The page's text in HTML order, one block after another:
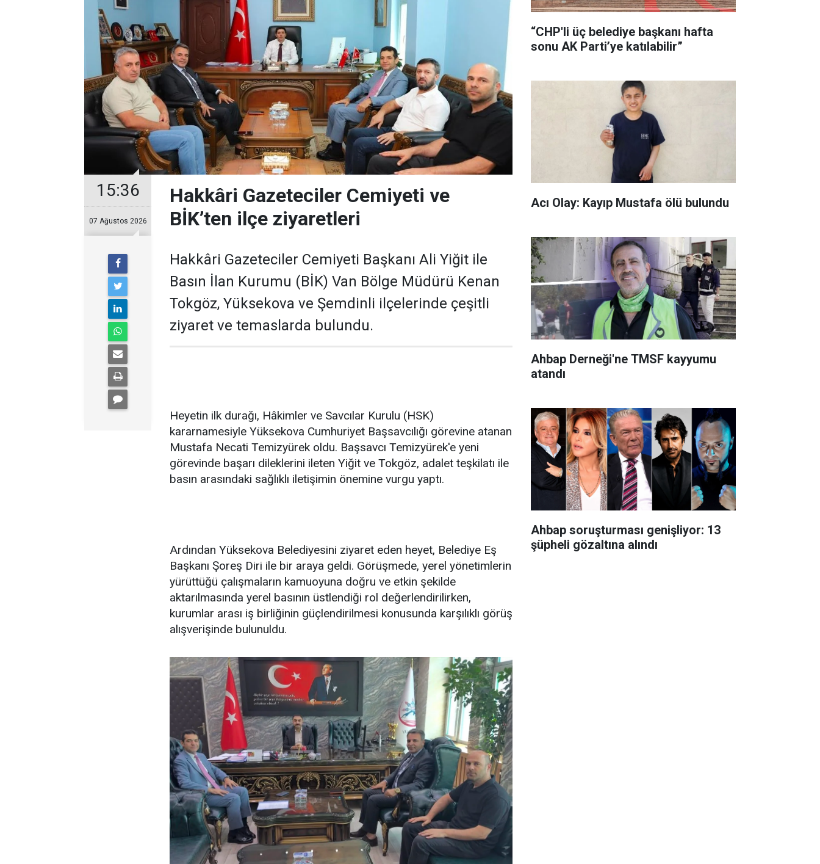
15:36
07 Ağustos 2026
Hakkâri Gazeteciler Cemiyeti ve
BİK’ten ilçe ziyaretleri
Hakkâri Gazeteciler Cemiyeti Başkanı Ali Yiğit ile
Basın İlan Kurumu (BİK) Van Bölge Müdürü Kenan
Tokgöz, Yüksekova ve Şemdinli ilçelerinde çeşitli
ziyaret ve temaslarda bulundu.
Heyetin ilk durağı, Hâkimler ve Savcılar Kurulu (HSK)
kararnamesiyle Yüksekova Cumhuriyet Başsavcılığı görevine atanan
Mustafa Necati Temizyürek oldu. Başsavcı Temizyürek'e yeni
görevinde başarı dileklerini ileten Yiğit ve Tokgöz, adalet teşkilatı ile
basın arasındaki sağlıklı iletişimin önemine vurgu yaptı.
Ardından Yüksekova Belediyesini ziyaret eden heyet, Belediye Eş
Başkanı Şoreş Diri ile bir araya geldi. Görüşmede, yerel yönetimlerin
yürüttüğü çalışmaların kamuoyuna doğru ve etkin şekilde
aktarılmasında yerel basının üstlendiği rol değerlendirilirken,
kurumlar arası iş birliğinin güçlendirilmesi konusunda karşılıklı görüş
alışverişinde bulunuldu.
“CHP'li üç belediye başkanı hafta
sonu AK Parti’ye katılabilir”
Acı Olay: Kayıp Mustafa ölü bulundu
Ahbap Derneği'ne TMSF kayyumu
atandı
Ahbap soruşturması genişliyor: 13
şüpheli gözaltına alındı